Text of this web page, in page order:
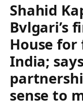
Shahid
Bvlgari’s
House for
India;
sense to